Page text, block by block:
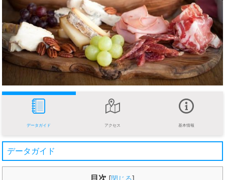
データガイド アクセス 基本情報
データガイド